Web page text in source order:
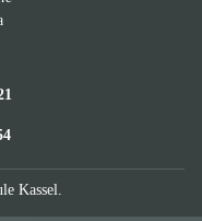
Kassel.